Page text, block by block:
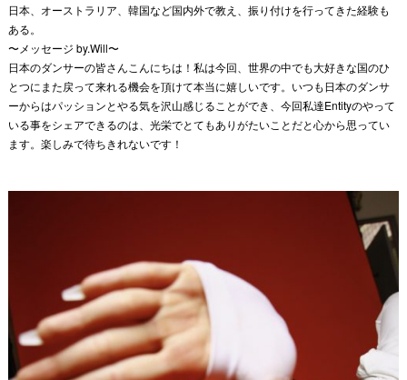
日本、オーストラリア、韓国など国内外で教え、振り付けを行ってきた経験も
ある。
〜メッセージ by.Will〜
日本のダンサーの皆さんこんにちは！私は今回、世界の中でも大好きな国のひ
とつにまた戻って来れる機会を頂けて本当に嬉しいです。いつも日本のダンサ
ーからはパッションとやる気を沢山感じることができ、今回私達Entityのやって
いる事をシェアできるのは、光栄でとてもありがたいことだと心から思ってい
ます。楽しみで待ちきれないです！